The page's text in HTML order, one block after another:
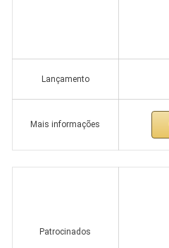
Lançamento
Mais informações
Patrocinados